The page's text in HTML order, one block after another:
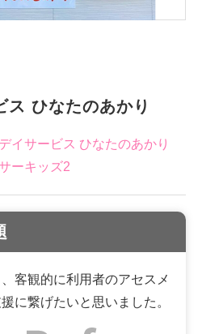
ス ひなたのあかり
イサービス ひなたのあかり
ーキッズ2
客観的に利用者のアセスメ
に繋げたいと思いました。